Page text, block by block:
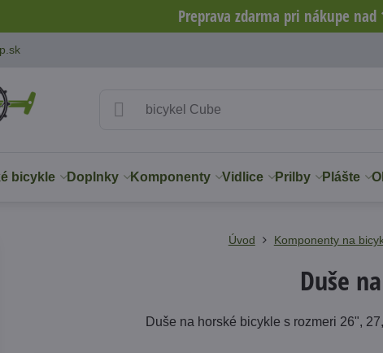
Preprava zdarma pri nákupe nad
bicykle Doplnky Komponenty Vidlice Prilby Plášte
Úvod Komponenty na
Duše
Duše na horské bicykle s rozmeri 26",